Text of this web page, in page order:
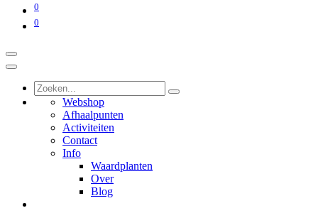
0
0
Webshop
Afhaalpunten
Activiteiten
Contact
Info
Waardplanten
Over
Blog